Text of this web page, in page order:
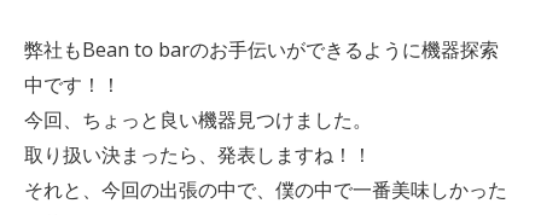
弊社もBean to barのお手伝いができるように機器探索
中です！！
今回、ちょっと良い機器見つけました。
取り扱い決まったら、発表しますね！！
それと、今回の出張の中で、僕の中で一番美味しかった